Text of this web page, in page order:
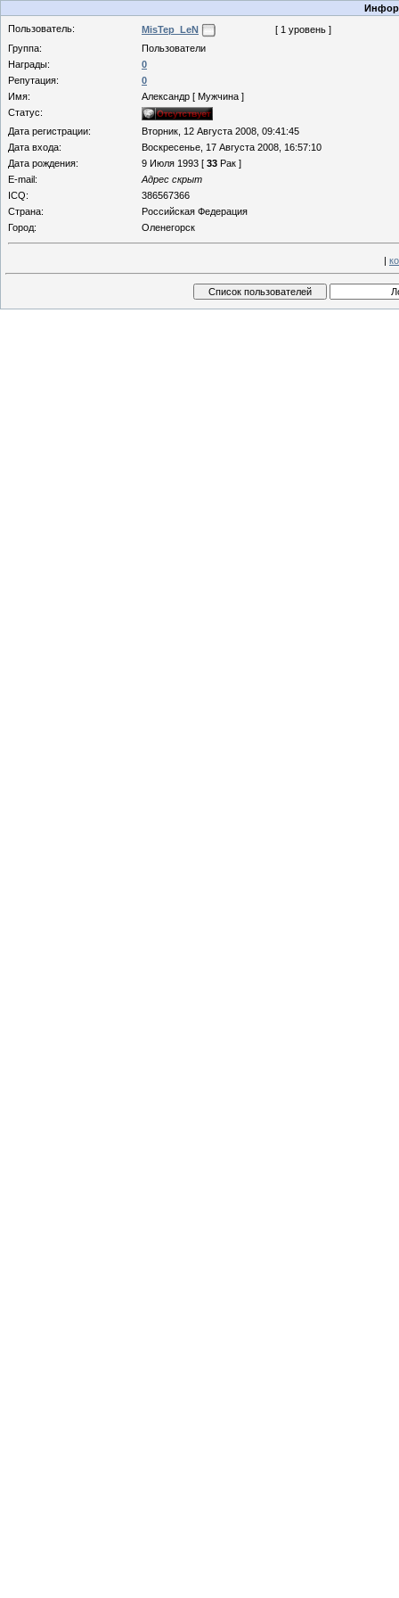
Пользователь:
MisTep_LeN
[ 1 уровень ]
Группа:
Пользователи
Награды:
0
Репутация:
0
Имя:
Александр [ Мужчина ]
Статус:
Дата регистрации:
Вторник, 12 Августа 2008, 09:41:45
Дата входа:
Воскресенье, 17 Августа 2008, 16:57:10
Дата рождения:
9 Июля 1993 [ 33 Рак ]
E-mail:
Адрес скрыт
ICQ:
386567366
Страна:
Российская Федерация
Город:
Оленегорск
|